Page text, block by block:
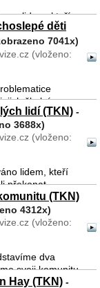
lidem, kteří
i horšími
děti
7041x)
(vloženo:
školní
je jediná v
postižené v
lidí (TKN) -
3688x)
(vloženo:
lidem, kteří
překonat
onemocnění
a ...
(TKN)
4312x)
(vloženo:
dva
svoji komunitu.
ohluchl a také
Hay (TKN) -